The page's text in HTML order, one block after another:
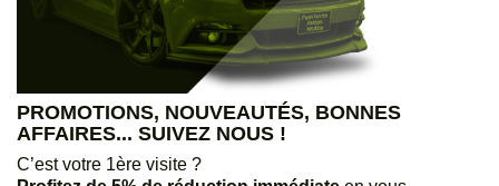
PROMOTIONS, NOUVEAUTÉS, BONNES
AFFAIRES... SUIVEZ NOUS !
C’est votre 1ère visite ?